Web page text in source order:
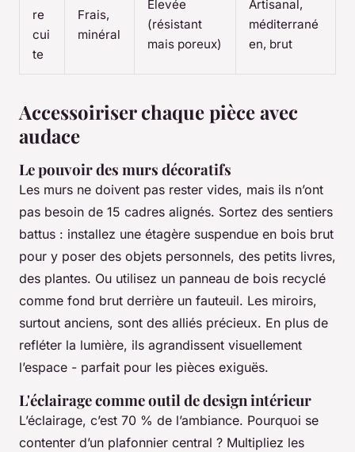
re
cui
te
Frais,
minéral
Élevée
(résistant
mais poreux)
Artisanal,
méditerrané
en, brut
Accessoiriser chaque pièce avec
audace
Le pouvoir des murs décoratifs
Les murs ne doivent pas rester vides, mais ils n’ont
pas besoin de 15 cadres alignés. Sortez des sentiers
battus : installez une étagère suspendue en bois brut
pour y poser des objets personnels, des petits livres,
des plantes. Ou utilisez un panneau de bois recyclé
comme fond brut derrière un fauteuil. Les miroirs,
surtout anciens, sont des alliés précieux. En plus de
refléter la lumière, ils agrandissent visuellement
l’espace - parfait pour les pièces exiguës.
L'éclairage comme outil de design intérieur
L’éclairage, c’est 70 % de l’ambiance. Pourquoi se
contenter d’un plafonnier central ? Multipliez les